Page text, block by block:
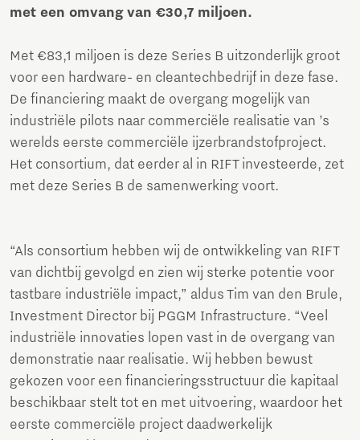
met een omvang van €30,7 miljoen.
Met €83,1 miljoen is deze Series B uitzonderlijk groot
voor een hardware- en cleantechbedrijf in deze fase.
De financiering maakt de overgang mogelijk van
industriële pilots naar commerciële realisatie van ’s
werelds eerste commerciële ijzerbrandstofproject.
Het consortium, dat eerder al in RIFT investeerde, zet
met deze Series B de samenwerking voort.
“Als consortium hebben wij de ontwikkeling van RIFT
van dichtbij gevolgd en zien wij sterke potentie voor
tastbare industriële impact,” aldus Tim van den Brule,
Investment Director bij PGGM Infrastructure. “Veel
industriële innovaties lopen vast in de overgang van
demonstratie naar realisatie. Wij hebben bewust
gekozen voor een financieringsstructuur die kapitaal
beschikbaar stelt tot en met uitvoering, waardoor het
eerste commerciële project daadwerkelijk